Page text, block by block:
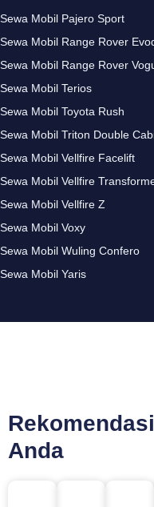
Sewa Mobil Pajero Sport
Sewa Mobil Range Rover
Sewa Mobil Range Rover
Sewa Mobil Terios
Sewa Mobil Toyota Rush
Sewa Mobil Triton Double
Sewa Mobil Vellfire Facelift
Sewa Mobil Vellfire
Sewa Mobil Vellfire Z
Sewa Mobil Voxy
Sewa Mobil Wuling Confero
Sewa Mobil Yaris
Anda